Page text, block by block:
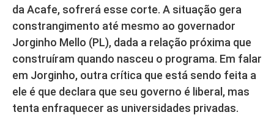
da Acafe, sofrerá esse corte. A situação gera
constrangimento até mesmo ao governador
Jorginho Mello (PL), dada a relação próxima que
construíram quando nasceu o programa. Em falar
em Jorginho, outra crítica que está sendo feita a
ele é que declara que seu governo é liberal, mas
tenta enfraquecer as universidades privadas.